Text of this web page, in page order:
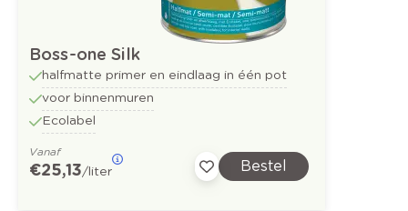
Boss-one Silk
halfmatte primer en eindlaag in één pot
voor binnenmuren
Ecolabel
Vanaf
€ 25,13/liter Bestel